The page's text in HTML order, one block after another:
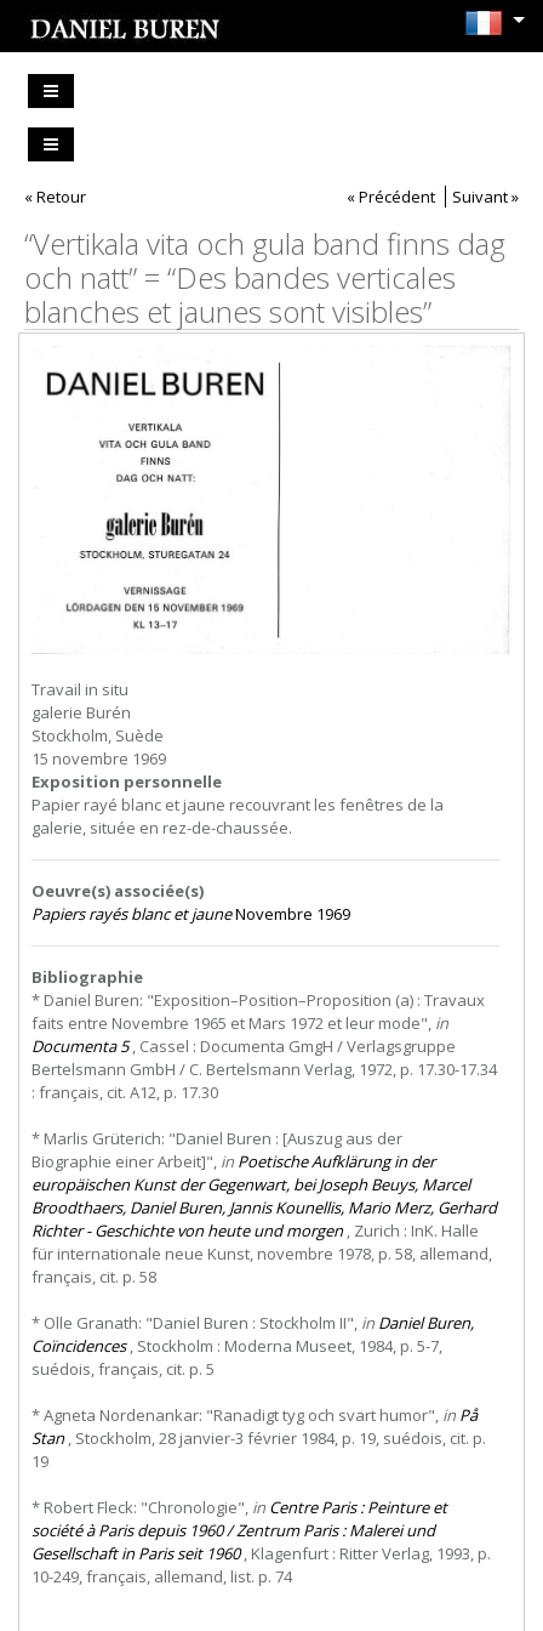
« Retour « Précédent Suivant »
“Vertikala vita och gula band finns dag
och natt” = “Des bandes verticales
blanches et jaunes sont visibles”
Travail in situ
galerie Burén
Stockholm, Suède
15 novembre 1969
Exposition personnelle
Papier rayé blanc et jaune recouvrant les fenêtres de la
galerie, située en rez-de-chaussée.
Oeuvre(s) associée(s)
Papiers rayés blanc et jauneNovembre 1969
Bibliographie
* Daniel Buren: "Exposition–Position–Proposition (a) : Travaux
faits entre Novembre 1965 et Mars 1972 et leur mode", in
Documenta 5, Cassel : Documenta GmgH / Verlagsgruppe
Bertelsmann GmbH / C. Bertelsmann Verlag, 1972, p. 17.30-17.34
: français, cit. A12, p. 17.30
* Marlis Grüterich: "Daniel Buren : [Auszug aus der
Biographie einer Arbeit]", in Poetische Aufklärung in der
europäischen Kunst der Gegenwart, bei Joseph Beuys, Marcel
Broodthaers, Daniel Buren, Jannis Kounellis, Mario Merz, Gerhard
Richter - Geschichte von heute und morgen, Zurich : InK. Halle
für internationale neue Kunst, novembre 1978, p. 58, allemand,
français, cit. p. 58
* Olle Granath: "Daniel Buren : Stockholm II", in Daniel Buren,
Coïncidences, Stockholm : Moderna Museet, 1984, p. 5-7,
suédois, français, cit. p. 5
* Agneta Nordenankar: "Ranadigt tyg och svart humor", in På
Stan, Stockholm, 28 janvier-3 février 1984, p. 19, suédois, cit. p.
19
* Robert Fleck: "Chronologie", in Centre Paris : Peinture et
société à Paris depuis 1960 / Zentrum Paris : Malerei und
Gesellschaft in Paris seit 1960, Klagenfurt : Ritter Verlag, 1993, p.
10-249, français, allemand, list. p. 74